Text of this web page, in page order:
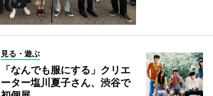
見る・遊ぶ
「なんでも服にする」クリエ
ーター塩川夏子さん、渋谷で